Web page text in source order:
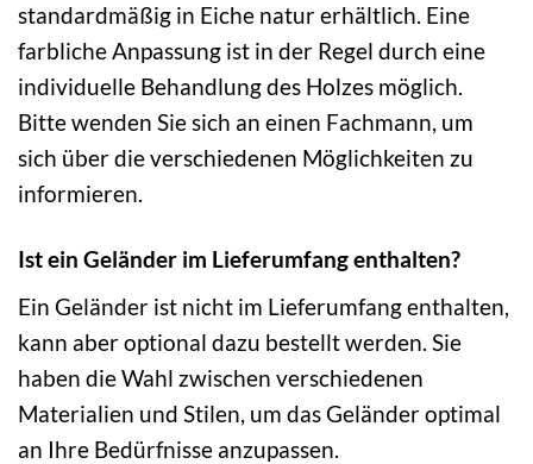
standardmäßig in Eiche natur erhältlich. Eine
farbliche Anpassung ist in der Regel durch eine
individuelle Behandlung des Holzes möglich.
Bitte wenden Sie sich an einen Fachmann, um
sich über die verschiedenen Möglichkeiten zu
informieren.
Ist ein Geländer im Lieferumfang enthalten?
Ein Geländer ist nicht im Lieferumfang enthalten,
kann aber optional dazu bestellt werden. Sie
haben die Wahl zwischen verschiedenen
Materialien und Stilen, um das Geländer optimal
an Ihre Bedürfnisse anzupassen.